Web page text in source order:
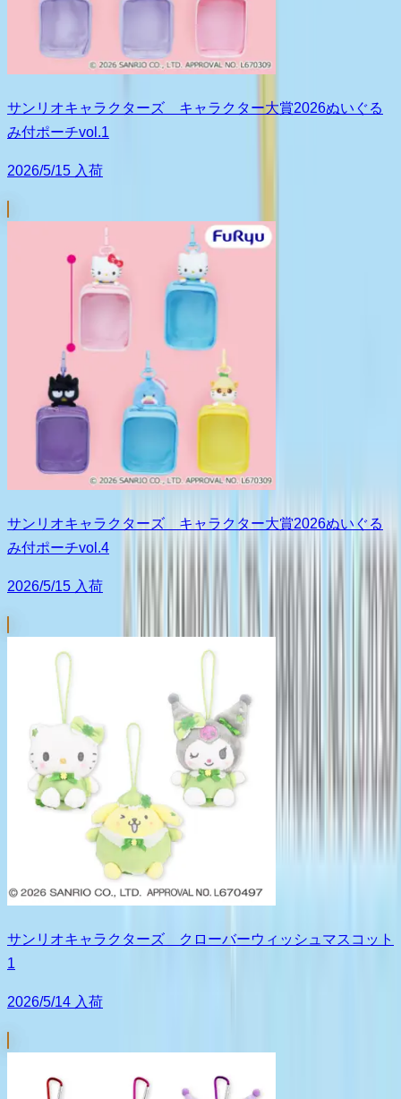
サンリオキャラクターズ キャラクター大賞2026ぬいぐる
み付ポーチvol.1
2026/5/15 入荷
サンリオキャラクターズ キャラクター大賞2026ぬいぐる
み付ポーチvol.4
2026/5/15 入荷
サンリオキャラクターズ クローバーウィッシュマスコット
1
2026/5/14 入荷